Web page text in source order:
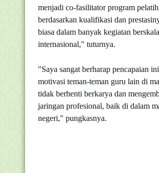
menjadi co-fasilitator program
berdasarkan kualifikasi dan
biasa dalam banyak kegiatan berskala
internasional," tuturnya.
"Saya sangat berharap pencapaian
motivasi teman-teman guru lain di
tidak berhenti berkarya dan
jaringan profesional, baik di dalam
negeri," pungkasnya.